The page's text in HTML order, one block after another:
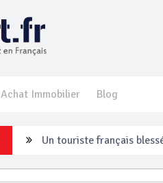
Achat Immobilier Blog
Phuket Peranakan Festival
‘Phuket Eye’ assurera la